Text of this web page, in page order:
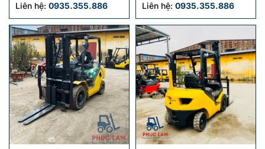
Liên hệ: 0935.355.886 Liên hệ: 0935.355.886